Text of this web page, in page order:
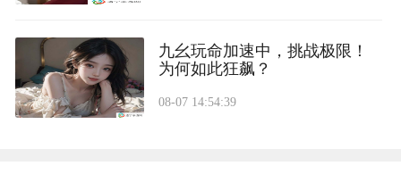
九幺玩命加速中，挑战极限！
为何如此狂飙？
08-07 14:54:39